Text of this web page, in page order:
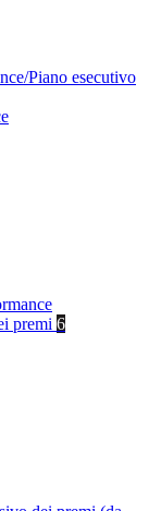
Piano esecutivo
premi 6